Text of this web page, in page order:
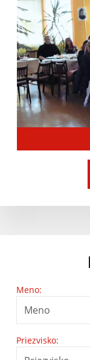
Meno:
Priezvisko: